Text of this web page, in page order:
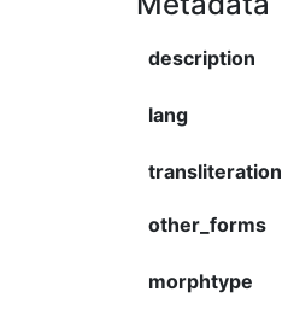
description
lang
transliteration
other_forms
morphtype